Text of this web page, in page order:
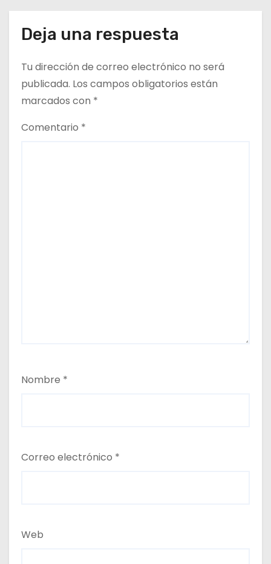
t
r
a
Deja una respuesta
Tu dirección de correo electrónico no será
publicada. Los campos obligatorios están
marcados con *
Comentario *
Nombre *
Correo electrónico *
Web